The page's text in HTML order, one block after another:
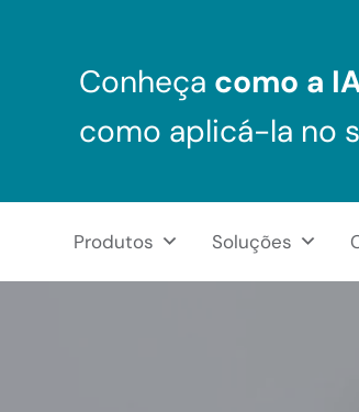
Conheça como a
como aplicá-la no
NeuronUP Brasil
Aplicativo de estimulação cognitiva
Produtos Soluções